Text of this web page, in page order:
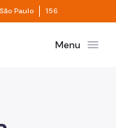
à informação
Paulo Divisor de
156
Menu menu